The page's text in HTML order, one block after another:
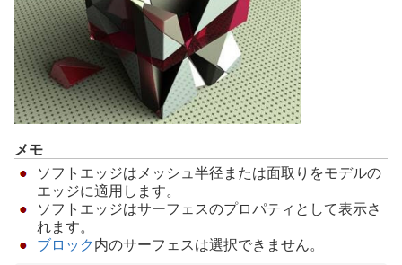
メモ
ソフトエッジはメッシュ半径または面取りをモデルの
エッジに適用します。
ソフトエッジはサーフェスのプロパティとして表示さ
れます。
ブロック内のサーフェスは選択できません。